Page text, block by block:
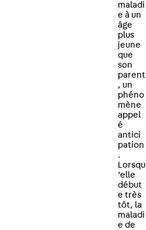
maladi
e à un
âge
plus
jeune
que
son
parent
, un
phéno
mène
appel
é
antici
pation
.
Lorsqu
’elle
début
e très
tôt, la
maladi
e de